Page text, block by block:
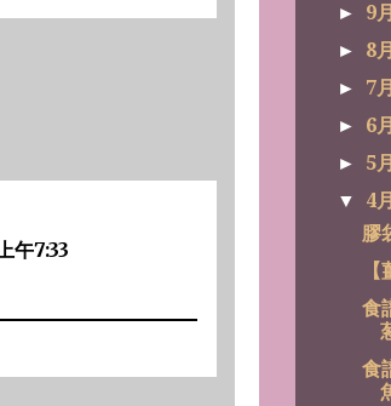
午7:33
► 9月
► 8月
► 7月
► 6月
► 5月
▼ 4月
膠
食
食